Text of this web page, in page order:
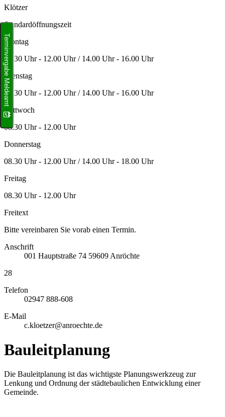
Klötzer
Standardöffnungszeit
Montag
08.30 Uhr - 12.00 Uhr / 14.00 Uhr - 16.00 Uhr
Dienstag
08.30 Uhr - 12.00 Uhr / 14.00 Uhr - 16.00 Uhr
Mittwoch
08.30 Uhr - 12.00 Uhr
Donnerstag
08.30 Uhr - 12.00 Uhr / 14.00 Uhr - 18.00 Uhr
Freitag
08.30 Uhr - 12.00 Uhr
Freitext
Bitte vereinbaren Sie vorab einen Termin.
Anschrift
001 Hauptstraße 74 59609 Anröchte
28
Telefon
02947 888-608
E-Mail
c.kloetzer@anroechte.de
Bauleitplanung
Die Bauleitplanung ist das wichtigste Planungs­werkzeug zur
Lenkung und Ordnung der städtebaulichen Entwicklung einer
Gemeinde.
Terminvergabe Meldeamt